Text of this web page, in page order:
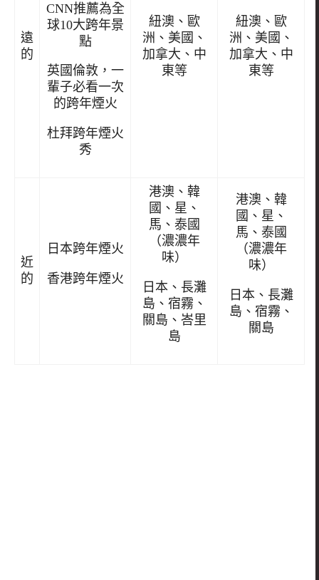
遠
的
CNN推薦為全
球10大跨年景
點
英國倫敦，一
輩子必看一次
的跨年煙火
杜拜跨年煙火
秀
紐澳、歐
洲、美國、
加拿大、中
東等
紐澳、歐
洲、美國、
加拿大、中
東等
近
的
日本跨年煙火
香港跨年煙火
港澳、韓
國、星、
馬、泰國
（濃濃年
味）
日本、長灘
島、宿霧、
關島、峇里
島
港澳、韓
國、星、
馬、泰國
（濃濃年
味）
日本、長灘
島、宿霧、
關島